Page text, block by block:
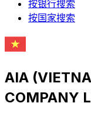
按银行搜索
按国家搜索
AIA
COMPANY